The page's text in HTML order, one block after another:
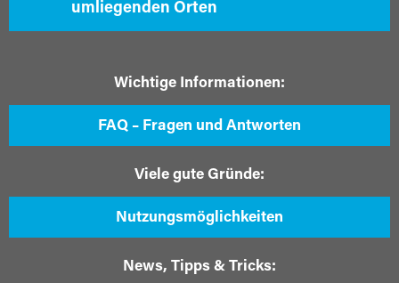
umliegenden Orten
Wichtige Informationen:
FAQ – Fragen und Antworten
Viele gute Gründe:
Nutzungsmöglichkeiten
News, Tipps & Tricks: